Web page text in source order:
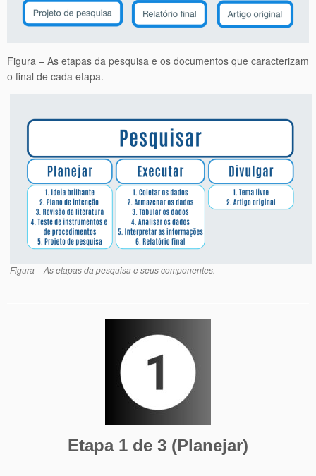
Figura – As etapas da pesquisa e os documentos que caracterizam
o final de cada etapa.
Figura – As etapas da pesquisa e seus componentes.
Etapa 1 de 3 (Planejar)